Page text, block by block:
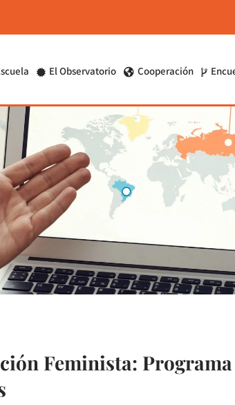
El Observatorio Cooperación
Feminista: